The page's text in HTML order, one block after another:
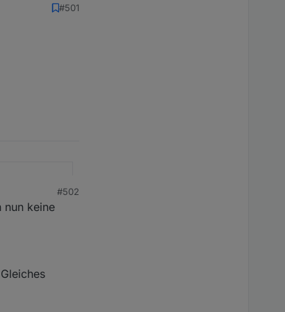
mag für
(letzter
#501
bereit gestellt
aus
#502
keine